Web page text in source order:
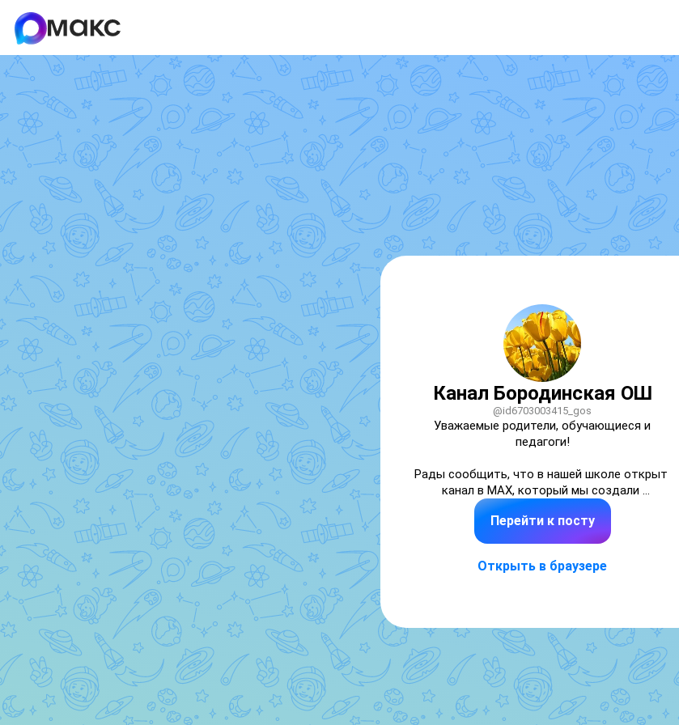
Канал Бородинская ОШ
@id6703003415_gos
Уважаемые родители, обучающиеся и
педагоги!
Рады сообщить, что в нашей школе открыт
канал в MAX, который мы создали
специально для Вас. Здесь вы можете
следить за новостями из школьной жизни,
за достижениями наших учеников и
фотографии мероприятий и повседневных
регулярно посещать наш канал,
Перейти к посту
Открыть в браузере